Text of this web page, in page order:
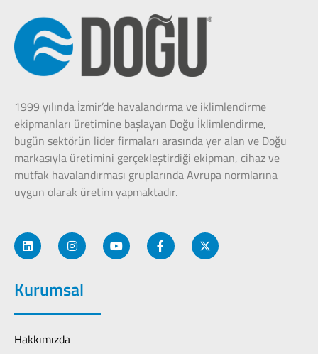
1999 yılında İzmir’de havalandırma ve iklimlendirme
ekipmanları üretimine başlayan Doğu İklimlendirme,
bugün sektörün lider firmaları arasında yer alan ve Doğu
markasıyla üretimini gerçekleştirdiği ekipman, cihaz ve
mutfak havalandırması gruplarında Avrupa normlarına
uygun olarak üretim yapmaktadır.
Kurumsal
Hakkımızda